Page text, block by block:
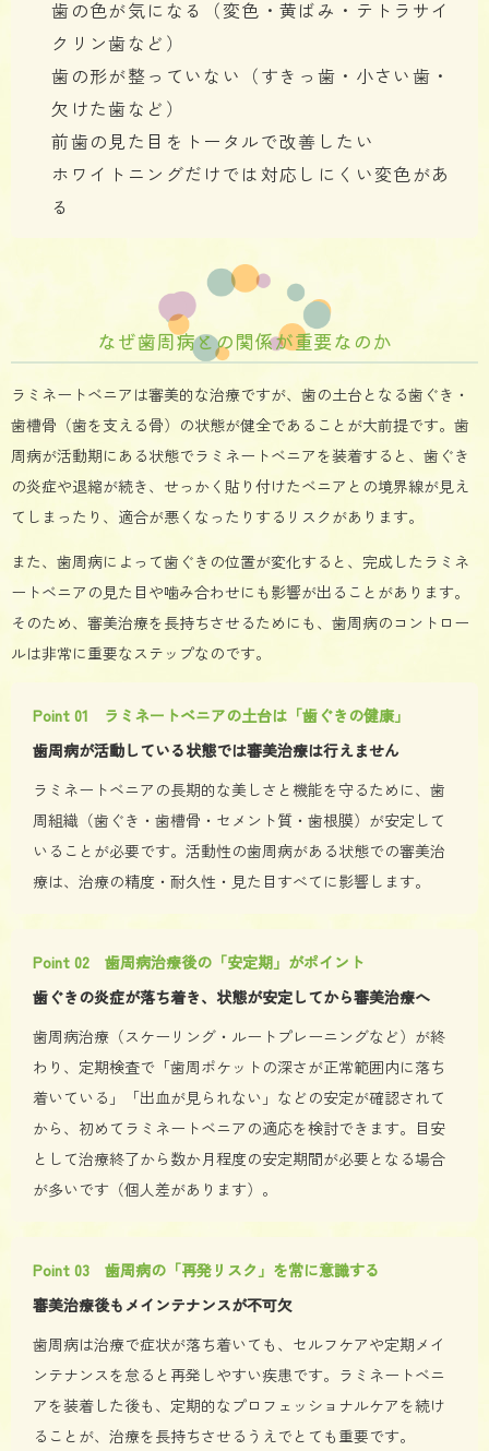
歯の色が気になる（変色・黄ばみ・テトラサイ
クリン歯など）
歯の形が整っていない（すきっ歯・小さい歯・
欠けた歯など）
前歯の見た目をトータルで改善したい
ホワイトニングだけでは対応しにくい変色があ
る
なぜ歯周病との関係が重要なのか
ラミネートベニアは審美的な治療ですが、歯の土台となる歯ぐき・
歯槽骨（歯を支える骨）の状態が健全であることが大前提です。歯
周病が活動期にある状態でラミネートベニアを装着すると、歯ぐき
の炎症や退縮が続き、せっかく貼り付けたベニアとの境界線が見え
てしまったり、適合が悪くなったりするリスクがあります。
また、歯周病によって歯ぐきの位置が変化すると、完成したラミネ
ートベニアの見た目や噛み合わせにも影響が出ることがあります。
そのため、審美治療を長持ちさせるためにも、歯周病のコントロー
ルは非常に重要なステップなのです。
Point 01 ラミネートベニアの土台は「歯ぐきの健康」
歯周病が活動している状態では審美治療は行えません
ラミネートベニアの長期的な美しさと機能を守るために、歯
周組織（歯ぐき・歯槽骨・セメント質・歯根膜）が安定して
いることが必要です。活動性の歯周病がある状態での審美治
療は、治療の精度・耐久性・見た目すべてに影響します。
Point 02 歯周病治療後の「安定期」がポイント
歯ぐきの炎症が落ち着き、状態が安定してから審美治療へ
歯周病治療（スケーリング・ルートプレーニングなど）が終
わり、定期検査で「歯周ポケットの深さが正常範囲内に落ち
着いている」「出血が見られない」などの安定が確認されて
から、初めてラミネートベニアの適応を検討できます。目安
として治療終了から数か月程度の安定期間が必要となる場合
が多いです（個人差があります）。
Point 03 歯周病の「再発リスク」を常に意識する
審美治療後もメインテナンスが不可欠
歯周病は治療で症状が落ち着いても、セルフケアや定期メイ
ンテナンスを怠ると再発しやすい疾患です。ラミネートベニ
アを装着した後も、定期的なプロフェッショナルケアを続け
ることが、治療を長持ちさせるうえでとても重要です。